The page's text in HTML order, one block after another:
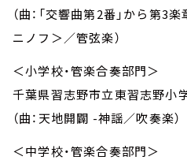
（曲：「交響曲第2番」から第3
ニノフ＞／管弦楽）
＜小学校・管楽合奏部門＞
千葉県習志野市立東習志野小
（曲：天地開闢 -神謡／吹奏楽）
＜中学校・管楽合奏部門＞